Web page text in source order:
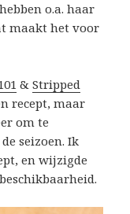
o.a. haar
maakt het voor
&Stripped
recept, maar
om te
seizoen. Ik
en wijzigde